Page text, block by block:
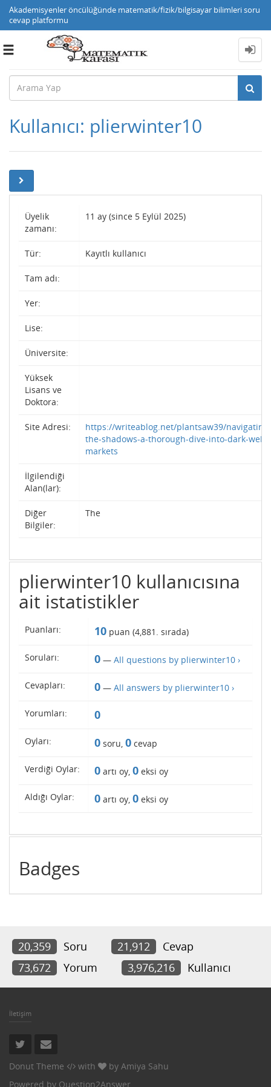
Akademisyenler öncülüğünde matematik/fizik/bilgisayar bilimleri soru
cevap platformu
Toggle
Kullanıcı: plierwinter10
Üyelik
zamanı:
11 ay (since 5 Eylül 2025)
Tür: Kayıtlı kullanıcı
Tam adı:
Yer:
Lise:
Üniversite:
Yüksek
Lisans ve
Doktora:
Site Adresi:
https://writeablog.net/plantsaw39/navigating-
the-shadows-a-thorough-dive-into-dark-web-
markets
İlgilendiği
Alan(lar):
Diğer
Bilgiler:
The
plierwinter10 kullanıcısına
ait istatistikler
Puanları: 10 puan (4,881 . sırada)
Soruları: 0 — All questions by plierwinter10 ›
Cevapları: 0 — All answers by plierwinter10 ›
Yorumları: 0
Oyları: 0 soru, 0 cevap
Verdiği Oylar: 0 artı oy, 0 eksi oy
Aldığı Oylar: 0 artı oy, 0 eksi oy
Badges
20,359 Soru 21,912
Cevap
73,672
Yorum 3,976,216 Kullanıcı
İletişim
Donut Theme with by Amiya Sahu
Powered by Question2Answer